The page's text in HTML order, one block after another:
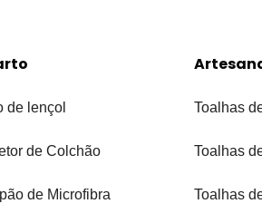
de lençol
de Colchão
de Microfibra
Toalhas
Toalhas
Toalhas